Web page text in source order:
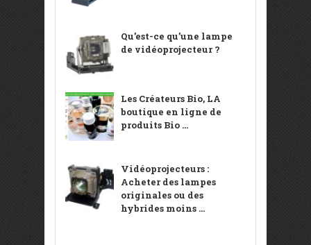
Qu’est-ce qu’une lampe
de vidéoprojecteur ?
Les Créateurs Bio, LA
boutique en ligne de
produits Bio ...
Vidéoprojecteurs :
Acheter des lampes
originales ou des
hybrides moins ...